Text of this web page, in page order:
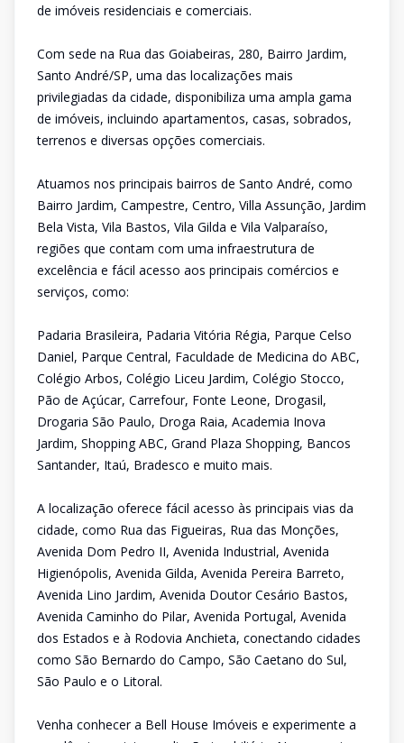
de imóveis residenciais e comerciais.
Com sede na Rua das Goiabeiras, 280, Bairro Jardim,
Santo André/SP, uma das localizações mais
privilegiadas da cidade, disponibiliza uma ampla gama
de imóveis, incluindo apartamentos, casas, sobrados,
terrenos e diversas opções comerciais.
Atuamos nos principais bairros de Santo André, como
Bairro Jardim, Campestre, Centro, Villa Assunção, Jardim
Bela Vista, Vila Bastos, Vila Gilda e Vila Valparaíso,
regiões que contam com uma infraestrutura de
excelência e fácil acesso aos principais comércios e
serviços, como:
Padaria Brasileira, Padaria Vitória Régia, Parque Celso
Daniel, Parque Central, Faculdade de Medicina do ABC,
Colégio Arbos, Colégio Liceu Jardim, Colégio Stocco,
Pão de Açúcar, Carrefour, Fonte Leone, Drogasil,
Drogaria São Paulo, Droga Raia, Academia Inova
Jardim, Shopping ABC, Grand Plaza Shopping, Bancos
Santander, Itaú, Bradesco e muito mais.
A localização oferece fácil acesso às principais vias da
cidade, como Rua das Figueiras, Rua das Monções,
Avenida Dom Pedro II, Avenida Industrial, Avenida
Higienópolis, Avenida Gilda, Avenida Pereira Barreto,
Avenida Lino Jardim, Avenida Doutor Cesário Bastos,
Avenida Caminho do Pilar, Avenida Portugal, Avenida
dos Estados e à Rodovia Anchieta, conectando cidades
como São Bernardo do Campo, São Caetano do Sul,
São Paulo e o Litoral.
Venha conhecer a Bell House Imóveis e experimente a